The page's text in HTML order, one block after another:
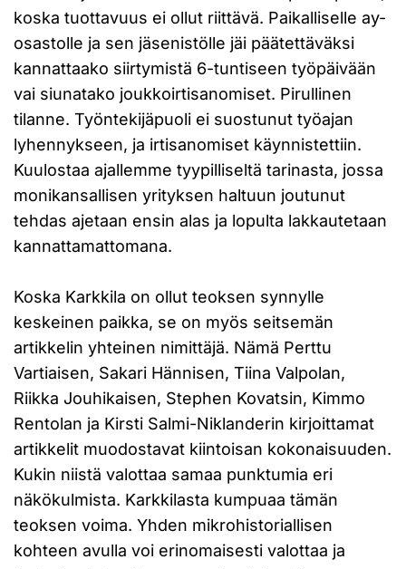
koska tuottavuus ei ollut riittävä. Paikalliselle ay-
osastolle ja sen jäsenistölle jäi päätettäväksi
kannattaako siirtymistä 6-tuntiseen työpäivään
vai siunatako joukkoirtisanomiset. Pirullinen
tilanne. Työntekijäpuoli ei suostunut työajan
lyhennykseen, ja irtisanomiset käynnistettiin.
Kuulostaa ajallemme tyypilliseltä tarinasta, jossa
monikansallisen yrityksen haltuun joutunut
tehdas ajetaan ensin alas ja lopulta lakkautetaan
kannattamattomana.
Koska Karkkila on ollut teoksen synnylle
keskeinen paikka, se on myös seitsemän
artikkelin yhteinen nimittäjä. Nämä Perttu
Vartiaisen, Sakari Hännisen, Tiina Valpolan,
Riikka Jouhikaisen, Stephen Kovatsin, Kimmo
Rentolan ja Kirsti Salmi-Niklanderin kirjoittamat
artikkelit muodostavat kiintoisan kokonaisuuden.
Kukin niistä valottaa samaa punktumia eri
näkökulmista. Karkkilasta kumpuaa tämän
teoksen voima. Yhden mikrohistoriallisen
kohteen avulla voi erinomaisesti valottaa ja